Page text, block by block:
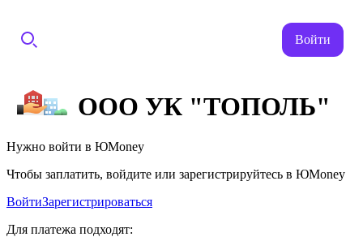
Войти
ООО УК "ТОПОЛЬ"
Нужно войти в ЮMoney
Чтобы заплатить, войдите или зарегистрируйтесь в ЮMoney
ВойтиЗарегистрироваться
Для платежа подходят: